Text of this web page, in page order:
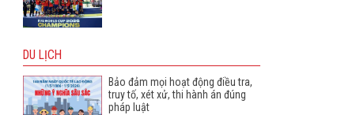
DU LỊCH
Bảo đảm mọi hoạt động điều tra,
truy tố, xét xử, thi hành án đúng
pháp luật